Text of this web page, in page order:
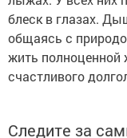
блеск в глазах.
общаясь с
жить полноценной
счастливого
Следите за